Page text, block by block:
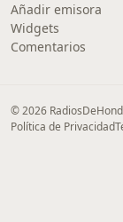
Añadir emisora
Widgets
Comentarios
© 2026
Política de Privacidad